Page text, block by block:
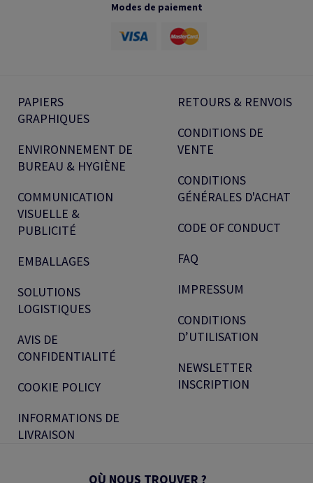
Modes de paiement
PAPIERS
GRAPHIQUES
ENVIRONNEMENT DE
BUREAU & HYGIÈNE
COMMUNICATION
VISUELLE &
PUBLICITÉ
EMBALLAGES
SOLUTIONS
LOGISTIQUES
AVIS DE
CONFIDENTIALITÉ
COOKIE POLICY
INFORMATIONS DE
LIVRAISON
RETOURS & RENVOIS
CONDITIONS DE
VENTE
CONDITIONS
GÉNÉRALES D'ACHAT
CODE OF CONDUCT
FAQ
IMPRESSUM
CONDITIONS
D’UTILISATION
NEWSLETTER
INSCRIPTION
OÙ NOUS TROUVER ?